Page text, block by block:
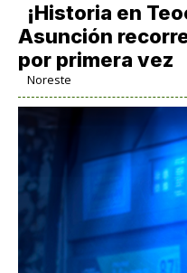
​¡Historia en
Asunción
por primera vez
Noreste